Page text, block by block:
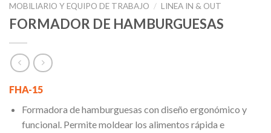
MOBILIARIO Y EQUIPO DE TRABAJO / LINEA IN & OUT
FORMADOR DE HAMBURGUESAS
FHA-15
Formadora de hamburguesas con diseño ergonómico y
funcional. Permite moldear los alimentos rápida e